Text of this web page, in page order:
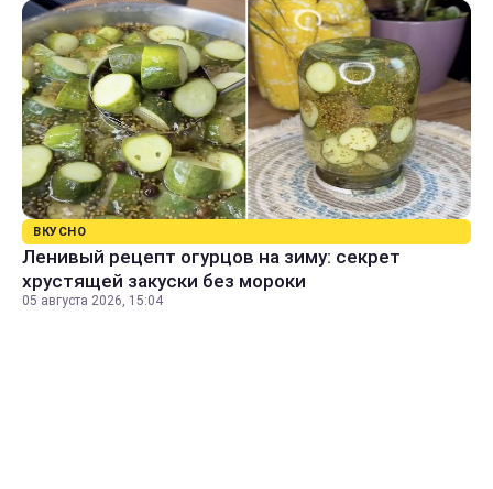
ВКУСНО
Ленивый рецепт огурцов на зиму: секрет
хрустящей закуски без мороки
05 августа 2026, 15:04